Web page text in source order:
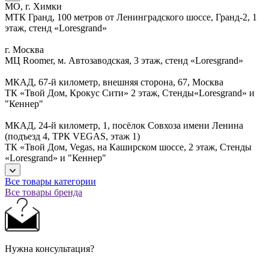
МО, г. Химки
МТК Гранд, 100 метров от Ленинградского шоссе, Гранд-2, 1
этаж, стенд «Loresgrand»
г. Москва
МЦ Roomer, м. Автозаводская, 3 этаж, стенд «Loresgrand»
МКАД, 67-й километр, внешняя сторона, 67, Москва
ТК «Твой Дом, Крокус Сити» 2 этаж, Стенды«Loresgrand» и
"Кеннер"
МКАД, 24-й километр, 1, посёлок Совхоза имени Ленина
(подъезд 4, ТРК VEGAS, этаж 1)
ТК «Твой Дом, Vegas, на Каширском шоссе, 2 этаж, Стенды
«Loresgrand» и "Кеннер"
Все товары категории
Все товары бренда
Нужна консультация?